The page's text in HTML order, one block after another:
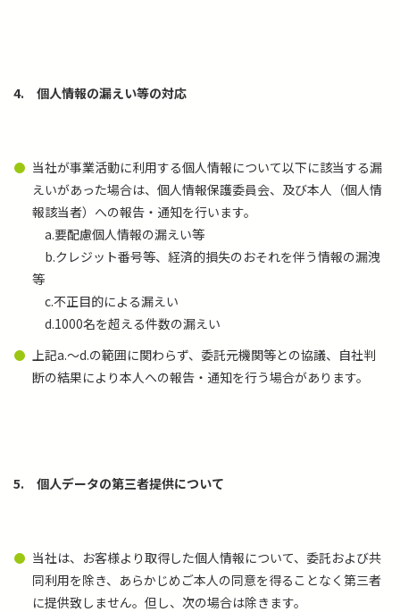
4. 個人情報の漏えい等の対応
当社が事業活動に利用する個人情報について以下に該当する漏
えいがあった場合は、個人情報保護委員会、及び本人（個人情
報該当者）への報告・通知を行います。
a.要配慮個人情報の漏えい等
b.クレジット番号等、経済的損失のおそれを伴う情報の漏洩
等
c.不正目的による漏えい
d.1000名を超える件数の漏えい
上記a.～d.の範囲に関わらず、委託元機関等との協議、自社判
断の結果により本人への報告・通知を行う場合があります。
5. 個人データの第三者提供について
当社は、お客様より取得した個人情報について、委託および共
同利用を除き、あらかじめご本人の同意を得ることなく第三者
に提供致しません。但し、次の場合は除きます。